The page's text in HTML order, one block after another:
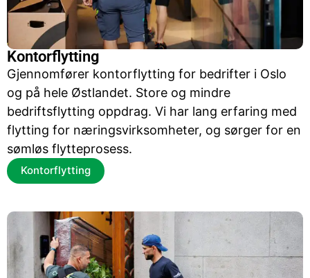
Kontorflytting
Gjennomfører kontorflytting for bedrifter i Oslo
og på hele Østlandet. Store og mindre
bedriftsflytting oppdrag. Vi har lang erfaring med
flytting for næringsvirksomheter, og sørger for en
sømløs flytteprosess.
Kontorflytting